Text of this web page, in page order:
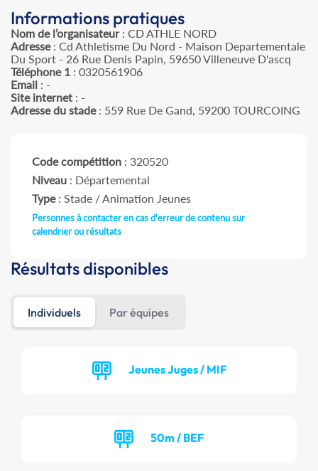
Informations pratiques
Nom de l’organisateur: CD ATHLE NORD
Adresse: Cd Athletisme Du Nord - Maison Departementale
Du Sport - 26 Rue Denis Papin, 59650 Villeneuve D'ascq
Téléphone 1 : 0320561906
Email : -
Site internet : -
Adresse du stade: 559 Rue De Gand, 59200 TOURCOING
Code compétition : 320520
Niveau : Départemental
Type: Stade / Animation Jeunes
Personnes à contacter en cas d'erreur de contenu sur
calendrier ou résultats
Résultats disponibles
Individuels Par équipes
Jeunes Juges / MIF
50m / BEF